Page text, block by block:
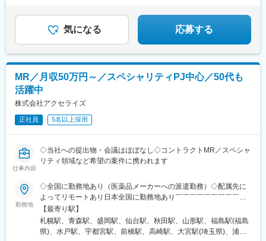
◎グローバル基準の環境
◎トレーニング制度充実
気になる 応募する
MR／月収50万円～／スペシャリティPJ中心／50代も
活躍中
株式会社アクセライズ
正社員 5名以上採用
仕事内容
◇当社への提出物・会議はほぼなし◇コントラクトMR／スペシャ
リティ領域など希望の案件に携われます
勤務地
◇全国に勤務地あり（医薬品メーカーへの派遣勤務）◇配属先に
よってリモートあり日本全国に勤務地あり￣￣￣￣￣￣￣￣￣￣
北海道から沖縄県まで…日本全国に勤務地があります。配属先に
ついては希望を最大限に考慮して決定！U・Iターン就職も大歓迎
です。
【最寄り駅】
札幌駅、青森駅、盛岡駅、仙台駅、秋田駅、山形駅、福島駅(福島
県)、水戸駅、宇都宮駅、前橋駅、高崎駅、大宮駅(埼玉県)、浦和